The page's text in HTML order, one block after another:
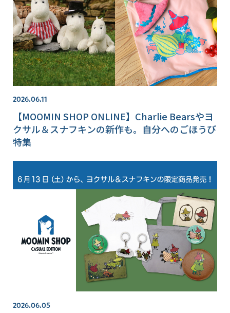
2026.06.11
【MOOMIN SHOP ONLINE】Charlie Bearsやヨ
クサル＆スナフキンの新作も。自分へのごほうび
特集
2026.06.05